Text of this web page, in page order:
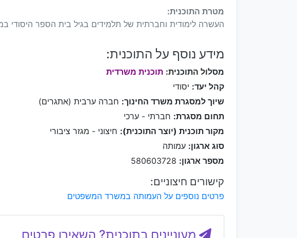
מטרת התוכנית:
העשרה לימודית וחברתית של תלמידים בגיל בית הספר היסודי
מידע נוסף על התוכנית:
מסלול התוכנית: תוכנית משרדית
קהל יעד: יסודי
שיוך למסגרת משרד החינוך: חברה ערבית (אתגרים)
תחום מסגרת: חברתי - ערכי
מקור תוכנית (יוצר התוכנית): חיצוני - מגזר ציבורי
סוג ארגון: עמותה
מספר ארגון:
קישורים חיצוניים:
פרטים נוספים על העמותה במשרד המשפטים
מעוניינים בתוכנית? השאירו פרטים